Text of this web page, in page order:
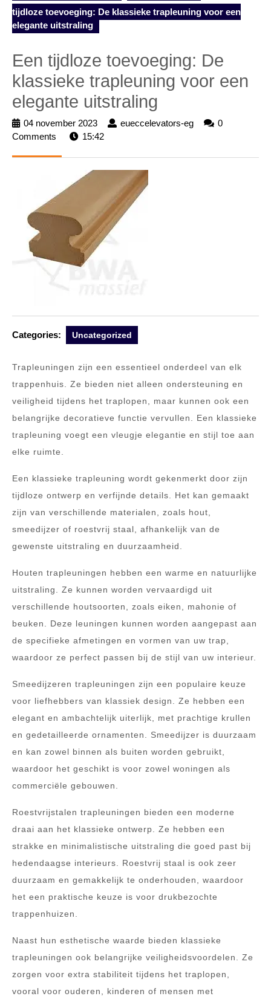
tijdloze toevoeging: De klassieke trapleuning voor een
elegante uitstraling
Een tijdloze toevoeging: De
klassieke trapleuning voor een
elegante uitstraling
04 november 2023
04
november
eueccelevators-eg
eueccelevators-
0
Comments
15:42
Categories: Uncategorized
Trapleuningen zijn een essentieel onderdeel van elk
trappenhuis. Ze bieden niet alleen ondersteuning en
veiligheid tijdens het traplopen, maar kunnen ook een
belangrijke decoratieve functie vervullen. Een klassieke
trapleuning voegt een vleugje elegantie en stijl toe aan
elke ruimte.
Een klassieke trapleuning wordt gekenmerkt door zijn
tijdloze ontwerp en verfijnde details. Het kan gemaakt
zijn van verschillende materialen, zoals hout,
smeedijzer of roestvrij staal, afhankelijk van de
gewenste uitstraling en duurzaamheid.
Houten trapleuningen hebben een warme en natuurlijke
uitstraling. Ze kunnen worden vervaardigd uit
verschillende houtsoorten, zoals eiken, mahonie of
beuken. Deze leuningen kunnen worden aangepast aan
de specifieke afmetingen en vormen van uw trap,
waardoor ze perfect passen bij de stijl van uw interieur.
Smeedijzeren trapleuningen zijn een populaire keuze
voor liefhebbers van klassiek design. Ze hebben een
elegant en ambachtelijk uiterlijk, met prachtige krullen
en gedetailleerde ornamenten. Smeedijzer is duurzaam
en kan zowel binnen als buiten worden gebruikt,
waardoor het geschikt is voor zowel woningen als
commerciële gebouwen.
Roestvrijstalen trapleuningen bieden een moderne
draai aan het klassieke ontwerp. Ze hebben een
strakke en minimalistische uitstraling die goed past bij
hedendaagse interieurs. Roestvrij staal is ook zeer
duurzaam en gemakkelijk te onderhouden, waardoor
het een praktische keuze is voor drukbezochte
trappenhuizen.
Naast hun esthetische waarde bieden klassieke
trapleuningen ook belangrijke veiligheidsvoordelen. Ze
zorgen voor extra stabiliteit tijdens het traplopen,
vooral voor ouderen, kinderen of mensen met